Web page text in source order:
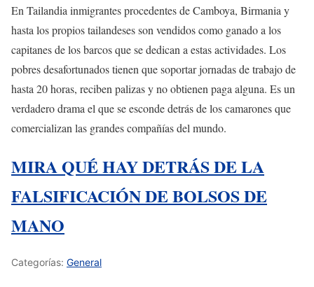
En Tailandia inmigrantes procedentes de Camboya, Birmania y
hasta los propios tailandeses son vendidos como ganado a los
capitanes de los barcos que se dedican a estas actividades. Los
pobres desafortunados tienen que soportar jornadas de trabajo de
hasta 20 horas, reciben palizas y no obtienen paga alguna. Es un
verdadero drama el que se esconde detrás de los camarones que
comercializan las grandes compañías del mundo.
MIRA QUÉ HAY DETRÁS DE LA
FALSIFICACIÓN DE BOLSOS DE
MANO
Categorías: General